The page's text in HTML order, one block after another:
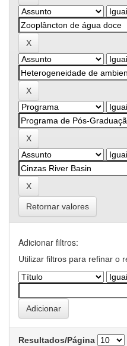
Retornar valores
Adicionar filtros:
Utilizar filtros para refinar o
Resultados/Página